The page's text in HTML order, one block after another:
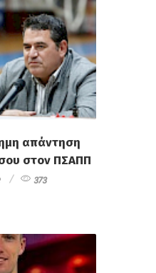
απάντηση
στον ΠΣΑΠΠ
373